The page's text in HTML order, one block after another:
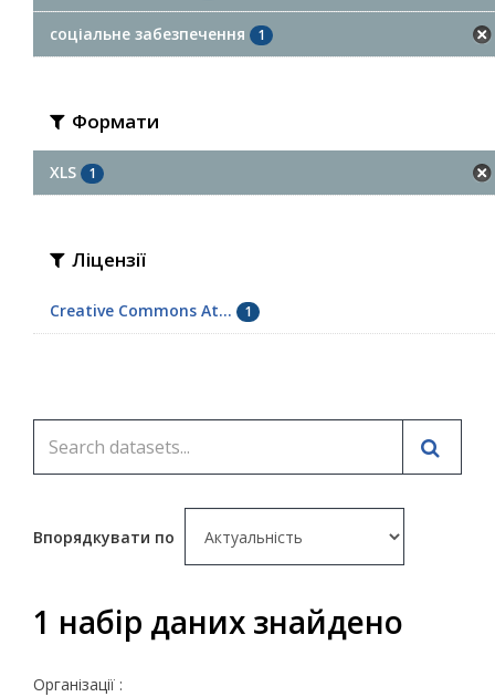
соціальне забезпечення 1
Формати
XLS 1
Ліцензії
Creative Commons At... 1
Впорядкувати по
1 набір даних знайдено
Організації :